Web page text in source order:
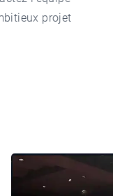
projet